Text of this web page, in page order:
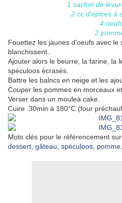
1 sachet de
2 cc d'épices à
4
2
Fouettez les jaunes d'oeufs avec le
blanchissent..
Ajouter alors le beurre, la farine, la
spéculoos écrasés.
Battre les balncs en neige et les
Couper les pommes en morceaux
Verser dans un mouleà cake.
Cuire .30min à 180°C (four
Mots clés pour le référencement sur
dessert, gâteau spéculoos pomme